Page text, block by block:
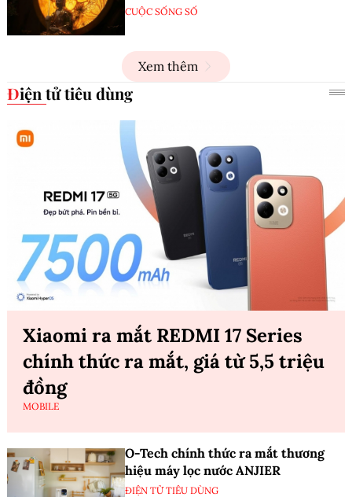
CUỘC SỐNG SỐ
Xem thêm
Điện tử tiêu dùng
Xiaomi ra mắt REDMI 17 Series
chính thức ra mắt, giá từ 5,5 triệu
đồng
MOBILE
O-Tech chính thức ra mắt thương
hiệu máy lọc nước ANJIER
ĐIỆN TỬ TIÊU DÙNG